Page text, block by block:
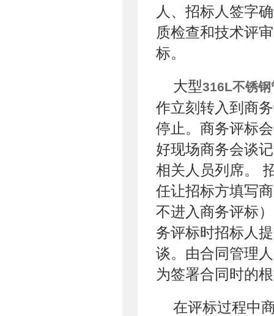
人、招标人签字
质检查和技术评
标。
大型316L不锈钢
作立刻转入到商
停止。商务评标
好现场商务会谈
相关人员列席。
任让招标方填写
不进入商务评标
务评标时招标人
谈。由合同管理
为签署合同时的
在评标过程中